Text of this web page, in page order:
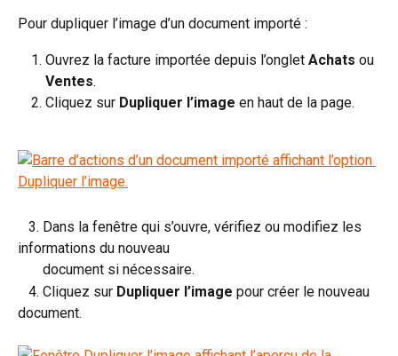
Pour dupliquer l’image d’un document importé :
Ouvrez la facture importée depuis l’onglet Achats ou
Ventes.
Cliquez sur Dupliquer l’image en haut de la page.
informations du nouveau
       document si nécessaire.
   4. Cliquez sur
Dupliquer l’image pour créer le nouveau
document.